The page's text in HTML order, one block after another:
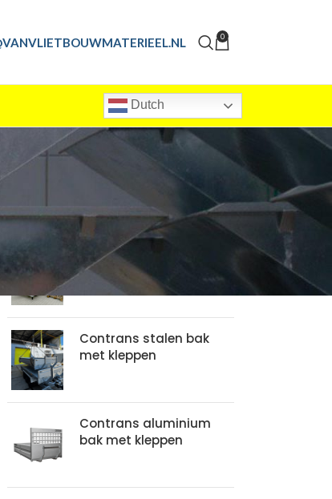
0
Dutch
PRODUCTEN
Contrans Boxbody -
Verkoopwagen
afzetsysteem
Contrans stalen bak
met kleppen
Contrans aluminium
bak met kleppen